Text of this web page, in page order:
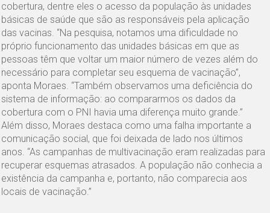
cobertura, dentre eles o acesso da população às unidades
básicas de saúde que são as responsáveis pela aplicação
das vacinas. “Na pesquisa, notamos uma dificuldade no
próprio funcionamento das unidades básicas em que as
pessoas têm que voltar um maior número de vezes além do
necessário para completar seu esquema de vacinação”,
aponta Moraes. “Também observamos uma deficiência do
sistema de informação: ao compararmos os dados da
cobertura com o PNI havia uma diferença muito grande.”
Além disso, Moraes destaca como uma falha importante a
comunicação social, que foi deixada de lado nos últimos
anos. “As campanhas de multivacinação eram realizadas para
recuperar esquemas atrasados. A população não conhecia a
existência da campanha e, portanto, não comparecia aos
locais de vacinação.”